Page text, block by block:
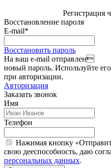
Регистрация
Восстановление пароля
E-mail*
Восстановить пароль
На ваш e-mail отправлен
новый пароль. Используйте
при авторизации.
Авторизация
Заказать звонок
Имя
Телефон
Нажимая кнопку
свою дееспособность, даю
персональных данных .